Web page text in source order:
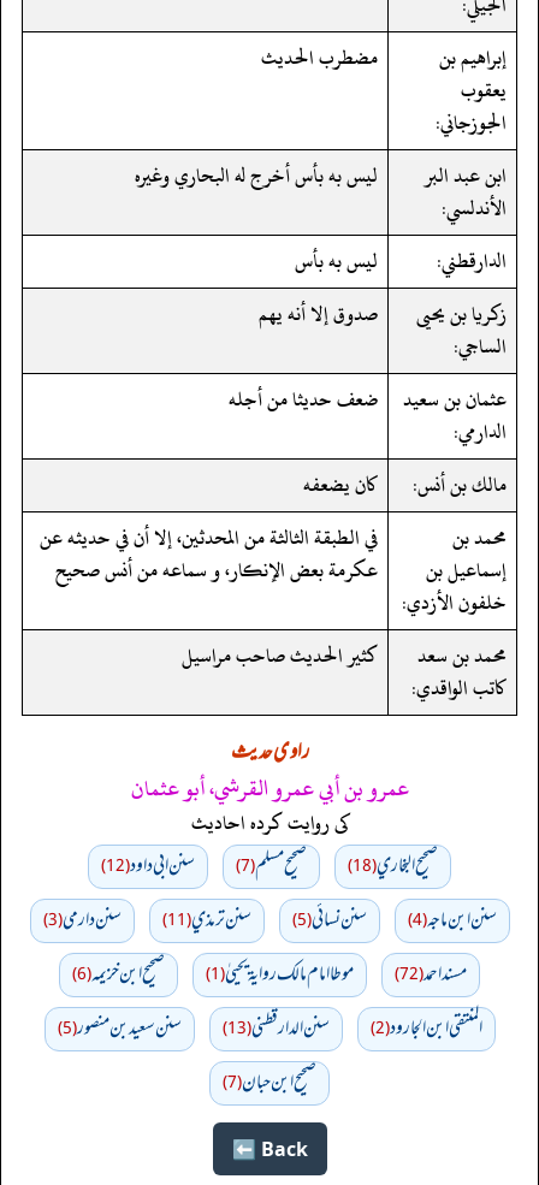
إبراهيم بن
يعقوب
الجوزجاني:
مضطرب الحديث
ابن عبد البر
الأندلسي:
ليس به بأس أخرج له البحاري وغيره
الدارقطني:
ليس به بأس
زكريا بن يحيى
الساجي:
صدوق إلا أنه يهم
عثمان بن سعيد
الدارمي:
ضعف حديثا من أجله
مالك بن أنس:
كان يضعفه
محمد بن
إسماعيل بن
خلفون الأزدي:
في الطبقة الثالثة من المحدثين، إلا أن في حديثه عن
عكرمة بعض الإنكار، و سماعه من أنس صحيح
محمد بن سعد
كاتب الواقدي:
كثير الحديث صاحب مراسيل
راوی حدیث
عمرو بن أبي عمرو القرشي، أبو عثمان
کی روایت کردہ احادیث
صحيح البخاري(18) صحيح مسلم(7) سنن ابي داود(12)
سنن ابن ماجه(4) سنن نسائي(5) سنن ترمذي(11) سنن دارمي(3)
مسند احمد(72) موطا امام مالك رواية يحييٰ(1) صحيح ابن خزيمه(6)
المنتقى ابن الجارود(2) سنن الدارقطني(13) سنن سعید بن منصور(5)
صحیح ابن حبان(7)
Back ⬅️